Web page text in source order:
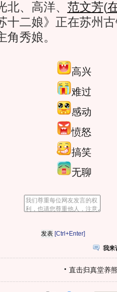
、高洋、 范文芳(
十二娘》正在苏州
秀娘。
高兴
难过
感动
愤怒
搞笑
无聊
[Ctrl+Enter]
我来
直击归真堂养